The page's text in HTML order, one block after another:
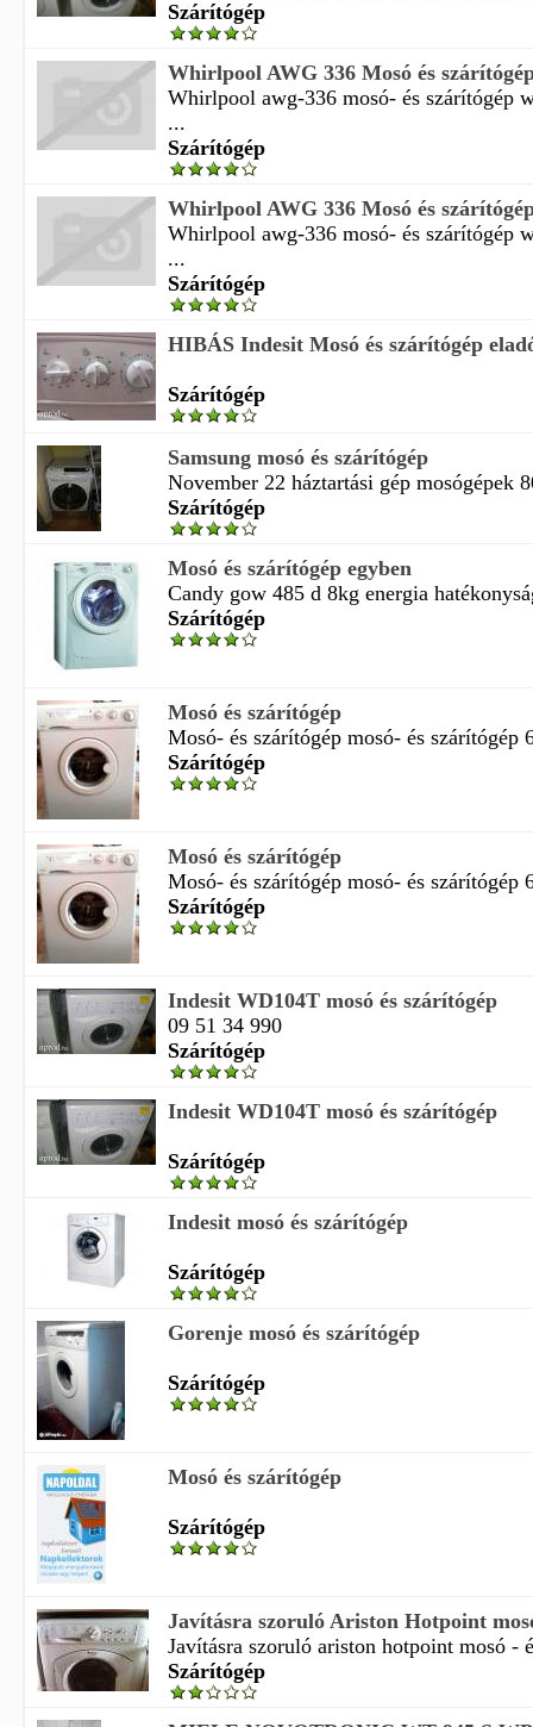
Szárítógép
Whirlpool AWG 336 Mosó és
Whirlpool awg-336 mosó- és szárítógép
...
Szárítógép
Whirlpool AWG 336 Mosó és
Whirlpool awg-336 mosó- és szárítógép
...
Szárítógép
HIBÁS Indesit Mosó és szárítógép
Szárítógép
Samsung mosó és szárítógép
November 22 háztartási gép mosógépek
Szárítógép
Mosó és szárítógép egyben
Candy gow 485 d 8kg energia
Szárítógép
Mosó és szárítógép
Mosó- és szárítógép mosó- és szárítógép
Szárítógép
Mosó és szárítógép
Mosó- és szárítógép mosó- és szárítógép
Szárítógép
Indesit WD104T mosó és szárítógép
09 51 34 990
Szárítógép
Indesit WD104T mosó és szárítógép
Szárítógép
Indesit mosó és szárítógép
Szárítógép
Gorenje mosó és szárítógép
Szárítógép
Mosó és szárítógép
Szárítógép
Javításra szoruló Ariston Hotpoint
Javításra szoruló ariston hotpoint mosó -
Szárítógép